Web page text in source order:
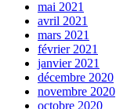
mai 2021
avril 2021
mars 2021
février 2021
janvier 2021
décembre 2020
novembre 2020
octobre 2020